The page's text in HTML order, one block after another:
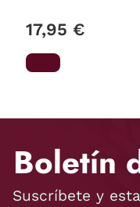
17,95 €
Boletín
Suscríbete y